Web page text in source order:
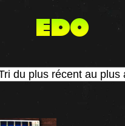
edo